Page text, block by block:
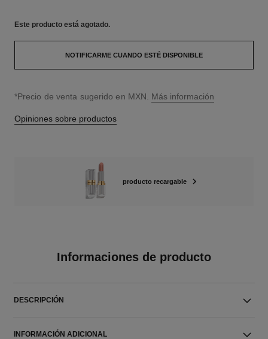
Este producto está agotado.
NOTIFICARME CUANDO ESTÉ DISPONIBLE
↩
*Precio de venta sugerido en MXN. Más información
Opiniones sobre productos
producto recargable
Informaciones de producto
DESCRIPCIÓN
INFORMACIÓN ADICIONAL